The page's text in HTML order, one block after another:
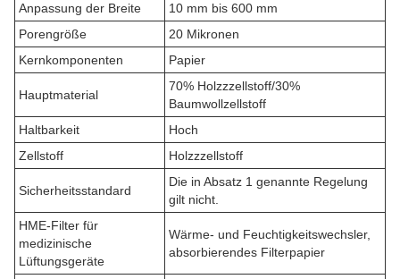
Anpassung der Breite
10 mm bis 600 mm
Porengröße
20 Mikronen
Kernkomponenten
Papier
Hauptmaterial
70% Holzzzellstoff/30%
Baumwollzellstoff
Haltbarkeit
Hoch
Zellstoff
Holzzzellstoff
Sicherheitsstandard
Die in Absatz 1 genannte Regelung
gilt nicht.
HME-Filter für
medizinische
Lüftungsgeräte
Wärme- und Feuchtigkeitswechsler,
absorbierendes Filterpapier